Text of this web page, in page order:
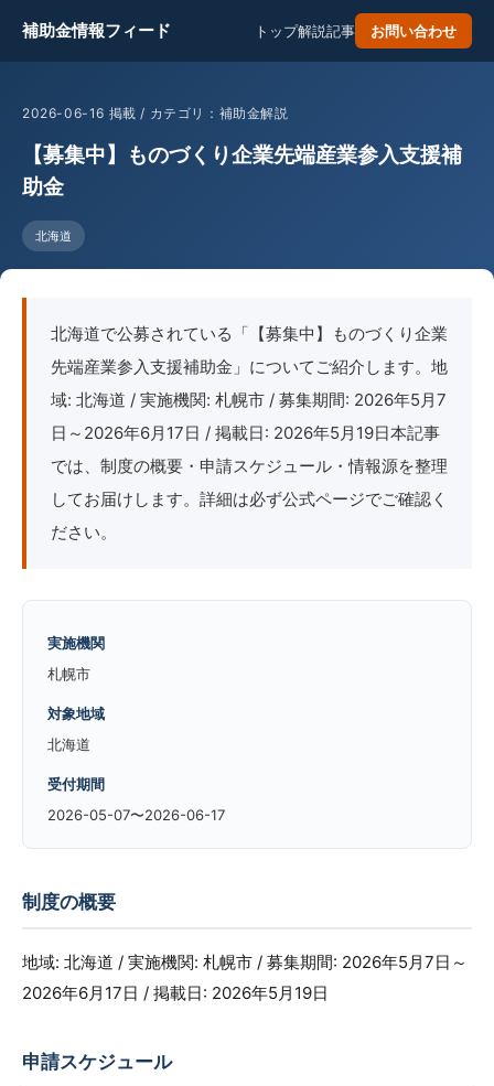
補助金情報フィード トップ解説記事 お問い合わせ
2026-06-16 掲載 / カテゴリ：補助金解説
【募集中】ものづくり企業先端産業参入支援補
助金
北海道
北海道で公募されている「【募集中】ものづくり企業
先端産業参入支援補助金」についてご紹介します。地
域: 北海道 / 実施機関: 札幌市 / 募集期間: 2026年5月7
日～2026年6月17日 / 掲載日: 2026年5月19日本記事
では、制度の概要・申請スケジュール・情報源を整理
してお届けします。詳細は必ず公式ページでご確認く
ださい。
実施機関
札幌市
対象地域
北海道
受付期間
2026-05-07〜2026-06-17
制度の概要
地域: 北海道 / 実施機関: 札幌市 / 募集期間: 2026年5月7日～
2026年6月17日 / 掲載日: 2026年5月19日
申請スケジュール